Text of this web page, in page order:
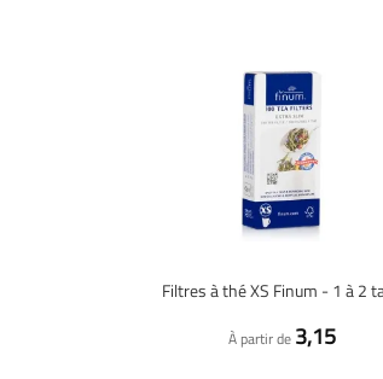
À partir de 3,15